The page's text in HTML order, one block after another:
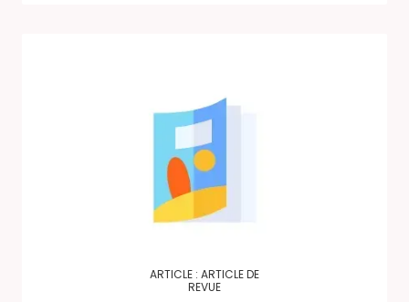
ARTICLE : ARTICLE DE
REVUE